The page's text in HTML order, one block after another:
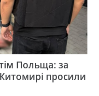
Польща: за
просили